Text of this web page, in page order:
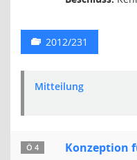
2012/231
Mitteilung
Ö 4 Konzeption